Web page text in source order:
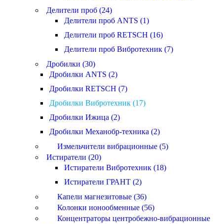
Делители проб (24)
Делители проб ANTS (1)
Делители проб RETSCH (16)
Делители проб Вибротехник (7)
Дробилки (30)
Дробилки ANTS (2)
Дробилки RETSCH (7)
Дробилки Вибротехник (17)
Дробилки Ижица (2)
Дробилки Механобр-техника (2)
Измельчители вибрационные (5)
Истиратели (20)
Истиратели Вибротехник (18)
Истиратели ГРАНТ (2)
Капели магнезитовые (36)
Колонки ионообменные (56)
Концентраторы центробежно-вибрационные